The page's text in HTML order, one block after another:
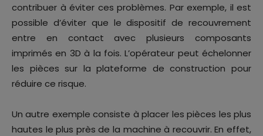
contribuer à éviter ces problèmes. Par exemple, il est
possible d’éviter que le dispositif de recouvrement
entre en contact avec plusieurs composants
imprimés en 3D à la fois. L’opérateur peut échelonner
les pièces sur la plateforme de construction pour
réduire ce risque.
Un autre exemple consiste à placer les pièces les plus
hautes le plus près de la machine à recouvrir. En effet,